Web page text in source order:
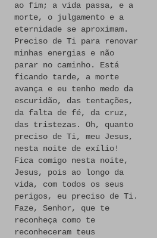
ao fim; a vida passa, e a
morte, o julgamento e a
eternidade se aproximam.
Preciso de Ti para renovar
minhas energias e não
parar no caminho. Está
ficando tarde, a morte
avança e eu tenho medo da
escuridão, das tentações,
da falta de fé, da cruz,
das tristezas. Oh, quanto
preciso de Ti, meu Jesus,
nesta noite de exílio!
Fica comigo nesta noite,
Jesus, pois ao longo da
vida, com todos os seus
perigos, eu preciso de Ti.
Faze, Senhor, que te
reconheça como te
reconheceram teus